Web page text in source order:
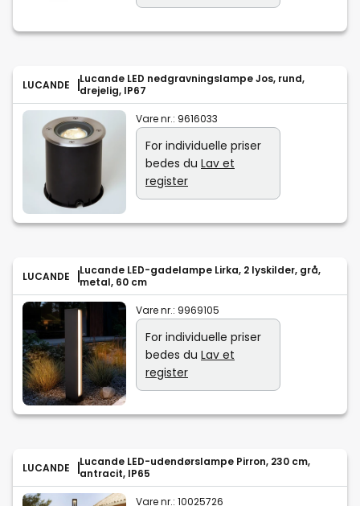
LUCANDE
Lucande LED nedgravningslampe Jos, rund,
drejelig, IP67
Vare nr.: 9616033
For individuelle priser
bedes du Lav et
register
LUCANDE
Lucande LED-gadelampe Lirka, 2 lyskilder, grå,
metal, 60 cm
Vare nr.: 9969105
For individuelle priser
bedes du Lav et
register
LUCANDE
Lucande LED-udendørslampe Pirron, 230 cm,
antracit, IP65
Vare nr.: 10025726